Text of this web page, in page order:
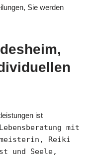
Sie werden
ist
mit
Reiki
und Seele,